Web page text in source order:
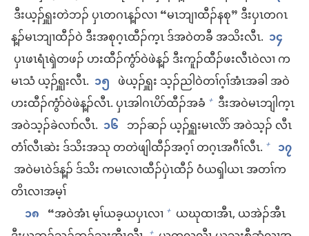
ဒီး​ယ့ၣ်ၡူး​တဲ​ဘၣ်​ ပှၤ​တ​ဂၤ​န့ၣ်​လၢ “မၤ​ဘျၢ​ထီၣ်​န​စု” ဒီး​ပှၤ​တ​ဂၤ​
န့ၣ်​မၤ​ဘျၢ​ထီၣ်​ဝဲ ဒီး​အ​စု​ဂ့ၤ​ထီၣ်​က့ၤ ဒ်​အ​ဝဲ​တ​ခီ အ​သိး​လီၤ. ၁၄
ပှၤ​ဖၤ​ရံၤ​ၡဲ​တ​ဖၣ်​ ဟး​ထီၣ်​ကွံာ်​ဝဲ​ဖဲ​န့ၣ်​ ဒီး​ကူၣ်​ထီၣ်​ဖး​လီၤ​ဝဲ​လၢ က​
မၤ​သံ ယ့ၣ်​ၡူး​လီၤ. ၁၅ ဖဲ​ယ့ၣ်​ၡူး သ့ၣ်​ညါ​ဝဲ​တၢ်​ဂ့ၢ်​အံၤ​အ​ခါ အ​ဝဲ​
ဟး​ထီၣ်​ကွံာ်​ဝဲ​ဖဲ​န့ၣ်​လီၤ. ပှၤ​အါ​ဂၤ​ပိာ်​ထီၣ်​အခံ + ဒီး​အ​ဝဲ​မၤ​ဘျါ​က့ၤ
အ​ဝဲ​သ့ၣ်​ခဲ​လၢာ်​လီၤ. ၁၆ ဘၣ်ဆၣ်​ ယ့ၣ်ၡူး​မၤလိာ် အဝဲသ့ၣ်​ လီၤ
တံၢ်​လီၤဆဲး ဒ်သိး​အ​သု တ​တဲဖျါ​ထီၣ်​အဂ့ၢ် တဂ့ၤ​အဂီၢ်​လီၤ. + ၁၇
အ​ဝဲ​မၤ​ဝဲ​ဒ်​န့ၣ်​ ဒ်သိး က​မၤ​လၢထီၣ်​ပှဲၤထီၣ်​ ဝံ​ယၡါယၤ အ​တၢ်​က
တိၤ​လၢ​အမ့ၢ်
၁၈ “အ​ဝဲ​အံၤ မ့ၢ်​ယ​ခ့​ယ​ပှၤ​လၢ + ယ​ဃု​ထၢ​အီၤ, ယ​အဲၣ်​အီၤ